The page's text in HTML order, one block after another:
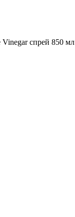
Vinegar спрей 850 мл